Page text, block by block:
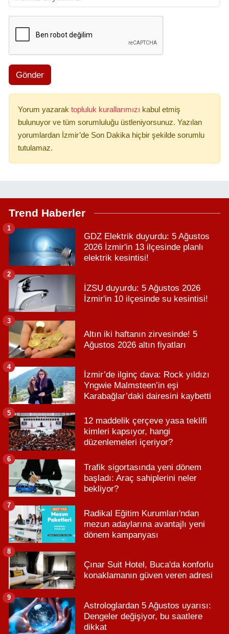
Gönder
Yorum yazarak topluluk kurallarımızı kabul etmiş
bulunuyor ve tüm sorumluluğu üstleniyorsunuz. Yazılan
yorumlardan İzmir’de Son Dakika hiçbir şekilde sorumlu
tutulamaz.
Trend Haberler
GDZ Elektrik duyurdu: 5 Ağustos
2026 İzmir'in 13 ilçesinde planlı
elektrik kesintisi!
1
İZSU duyurdu: 5 Ağustos 2026
İzmir'in 10 ilçesinde su kesintisi!
2
Altın iki haftanın zirvesinde! 5
Ağustos 2026 altın fiyatları
3
İzmir’de ilginç dava: Rock yıldızı
Yngwie Malmsteen’in eşi
Karabağlar’daki dairesini kaybetti
4
12 maddelik çerçeve yasa teklifi
kimleri kapsıyor, hangi
düzenlemeleri içeriyor?
5
Trafik sigortasında yeni dönem
başladı: Araç sahiplerini neler
bekliyor?
6
Radikal Eğitim Kurumları'ndan
mezun adaylarına avantajlı yeni
dönem kampanyası
7
Çınar Suit Hotel, Buca'da konforlu
konaklamanın güven veren adresi
8
Astrologlardan 5 Ağustos uyarısı:
Dengeler değişiyor, bu saatlere
dikkat
9